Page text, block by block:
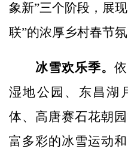
象新”三个阶段，展
联”的浓厚乡村春节氛
冰雪欢乐季。
湿地公园、东昌湖
体、高唐赛石花朝
富多彩的冰雪运动